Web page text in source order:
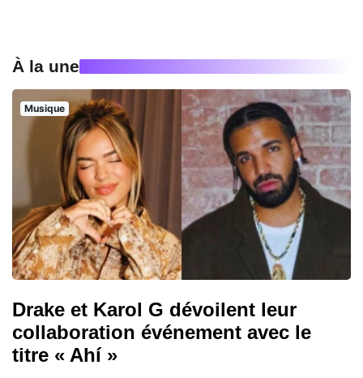
À la une
Musique
Drake et Karol G dévoilent leur
collaboration événement avec le
titre « Ahí »